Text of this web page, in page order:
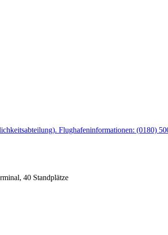
Flughafeninformationen: (0180)
40 Standplätze